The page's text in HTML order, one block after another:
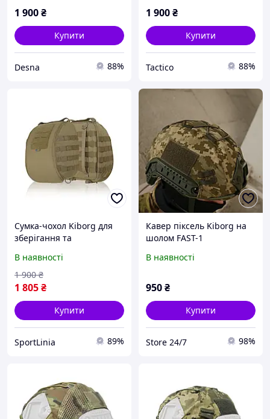
1 900₴
Купити
Desna 88%
1 900₴
Купити
Tactico 88%
Сумка-чохол Kiborg для
зберігання та
В наявності
1 805₴
1 900 ₴
Купити
SportLinia 89%
Кавер піксель Kiborg на
шолом FAST-1
В наявності
950₴
Купити
Store 24/7 98%